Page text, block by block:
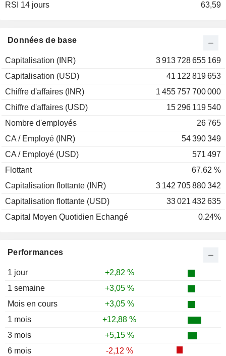
Performances
1 jour
+2,82 %
1 semaine
+3,05 %
Mois en cours
+3,05 %
1 mois
+12,88 %
3 mois
+5,15 %
6 mois
-2,12 %
Données de base
Capitalisation (INR)
3 913 728 655 169
Capitalisation (USD)
41 122 819 653
Chiffre d'affaires (INR)
1 455 757 700 000
Chiffre d'affaires (USD)
15 296 119 540
Nombre d'employés
26 765
CA / Employé (INR)
54 390 349
CA / Employé (USD)
571 497
Flottant
67.62 %
Capitalisation flottante (INR)
3 142 705 880 342
Capitalisation flottante (USD)
33 021 432 635
Capital Moyen Quotidien Echangé
0.24%
RSI 14 jours
63,59
2002
2000
1998
1997